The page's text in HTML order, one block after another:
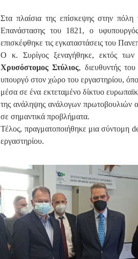
Στα πλαίσια της επίσκεψης στην
Επανάστασης του 1821, ο
επισκέφθηκε τις εγκαταστάσεις του
Ο κ. Συρίγος ξεναγήθηκε, εκτός
Χρυσόστομος Στύλιος, διευθυντής
υπουργό στον χώρο του εργαστηρίου,
μέσα σε ένα εκτεταμένο δίκτυο
της ανάληψης ανάλογων πρωτοβουλιών
σε σημαντικά προβλήματα.
Τέλος, πραγματοποιήθηκε μια σύντομη
εργαστηρίου.